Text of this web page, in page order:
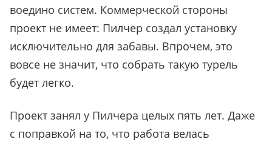
воедино систем. Коммерческой стороны
проект не имеет: Пилчер создал установку
исключительно для забавы. Впрочем, это
вовсе не значит, что собрать такую турель
будет легко.
Проект занял у Пилчера целых пять лет. Даже
с поправкой на то, что работа велась